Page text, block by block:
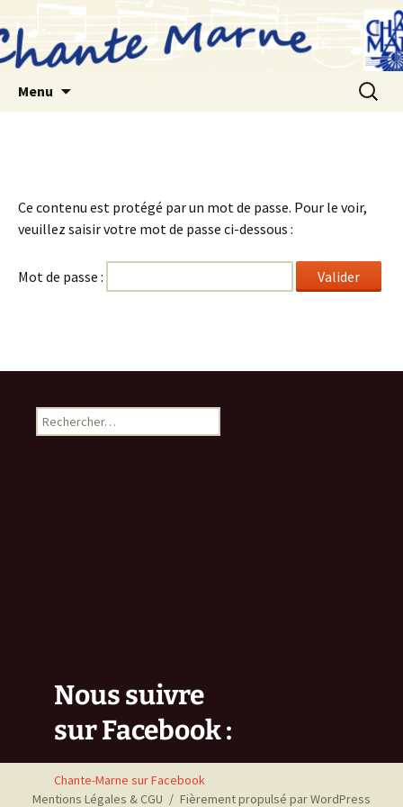
au
contenu
Menu
Ce contenu est protégé par un mot de passe. Pour le voir,
veuillez saisir votre mot de passe ci-dessous :
Mot de passe :
Rechercher :
Nous suivre
sur Facebook :
Chante-Marne sur Facebook
Mentions Légales & CGU
Fièrement propulsé par WordPress